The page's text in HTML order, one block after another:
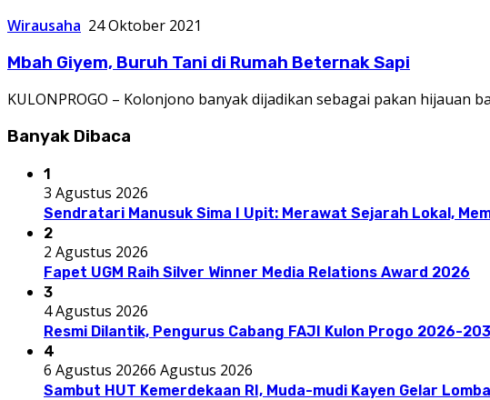
Wirausaha 24 Oktober 2021
Mbah Giyem, Buruh Tani di Rumah Beternak Sapi
KULONPROGO – Kolonjono banyak dijadikan sebagai pakan hijauan
Banyak Dibaca
1
3 Agustus 2026
Sendratari Manusuk Sima I Upit: Merawat Sejarah Lokal,
2
2 Agustus 2026
Fapet UGM Raih Silver Winner Media Relations Award 2026
3
4 Agustus 2026
Resmi Dilantik, Pengurus Cabang FAJI Kulon Progo 2026-
4
6 Agustus 20266 Agustus 2026
Sambut HUT Kemerdekaan RI, Muda-mudi Kayen Gelar